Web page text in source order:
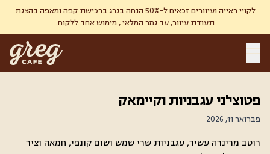
לקויי ראייה ועיוורים זכאים ל-50% הנחה בגרג ברכישת קפה ומאפה בהצגת
תעודת עיוור, עד גמר המלאי , מימוש אחד ללקוח.
פטוצי'ני עגבניות וקיימאק
פברואר 11, 2026
רוטב מרינרה עשיר, עגבניות שרי שמש ושום קונפי, חמאה וציר